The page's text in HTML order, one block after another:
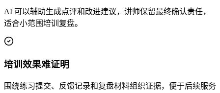
AI 可以辅助生成点评和改进建议，讲师保留最终确认责任，
适合小范围培训复盘。
培训效果难证明
围绕练习提交、反馈记录和复盘材料组织证据，便于后续服务